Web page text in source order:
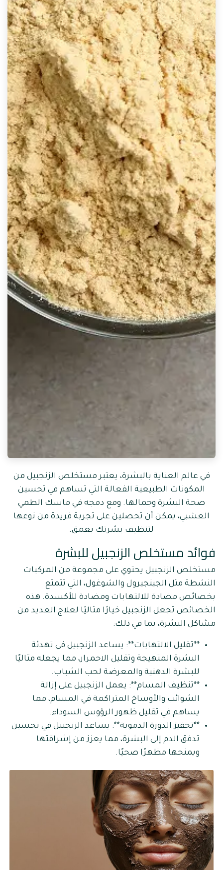
في عالم العناية بالبشرة، يعتبر مستخلص الزنجبيل من
المكونات الطبيعية الفعالة التي تساهم في تحسين
صحة البشرة وجمالها. ومع دمجه في ماسك الطمي
العشبي، يمكن أن تحصلين على تجربة فريدة من نوعها
لتنظيف بشرتك بعمق.
فوائد مستخلص الزنجبيل للبشرة
مستخلص الزنجبيل يحتوي على مجموعة من المركبات
النشطة مثل الجينجيرول والشوغول، التي تتمتع
بخصائص مضادة للالتهابات ومضادة للأكسدة. هذه
الخصائص تجعل الزنجبيل خيارًا مثاليًا لعلاج العديد من
مشاكل البشرة، بما في ذلك:
**تقليل الالتهابات**: يساعد الزنجبيل في تهدئة
البشرة المتهيجة وتقليل الاحمرار، مما يجعله مثاليًا
للبشرة الدهنية والمعرضة لحب الشباب.
**تنظيف المسام**: يعمل الزنجبيل على إزالة
الشوائب والأوساخ المتراكمة في المسام، مما
يساهم في تقليل ظهور الرؤوس السوداء.
**تحفيز الدورة الدموية**: يساعد الزنجبيل في تحسين
تدفق الدم إلى البشرة، مما يعزز من إشراقتها
ويمنحها مظهرًا صحيًا.